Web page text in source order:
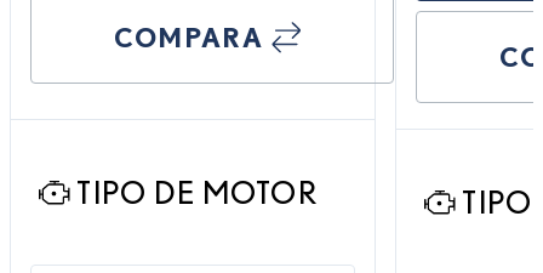
COMPARA
TIPO DE MOTOR TIPO